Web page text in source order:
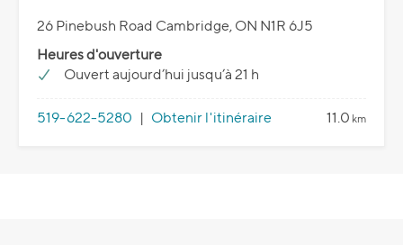
26 Pinebush Road Cambridge, ON N1R 6J5
Heures d'ouverture
Ouvert aujourd’hui jusqu’à 21 h
519-622-5280 | Obtenir l'itinéraire 11.0 km